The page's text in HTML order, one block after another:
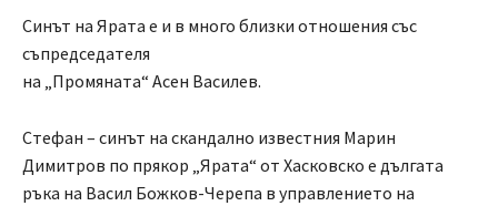
Синът на Ярата е и в много близки отношения със
съпредседателя
на „Промяната“ Асен Василев.
Стефан – синът на скандално известния Марин
Димитров по прякор „Ярата“ от Хасковско е дългата
ръка на Васил Божков-Черепа в управлението на